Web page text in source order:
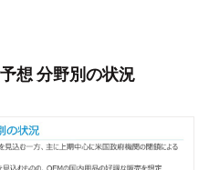
想 分野別の状況